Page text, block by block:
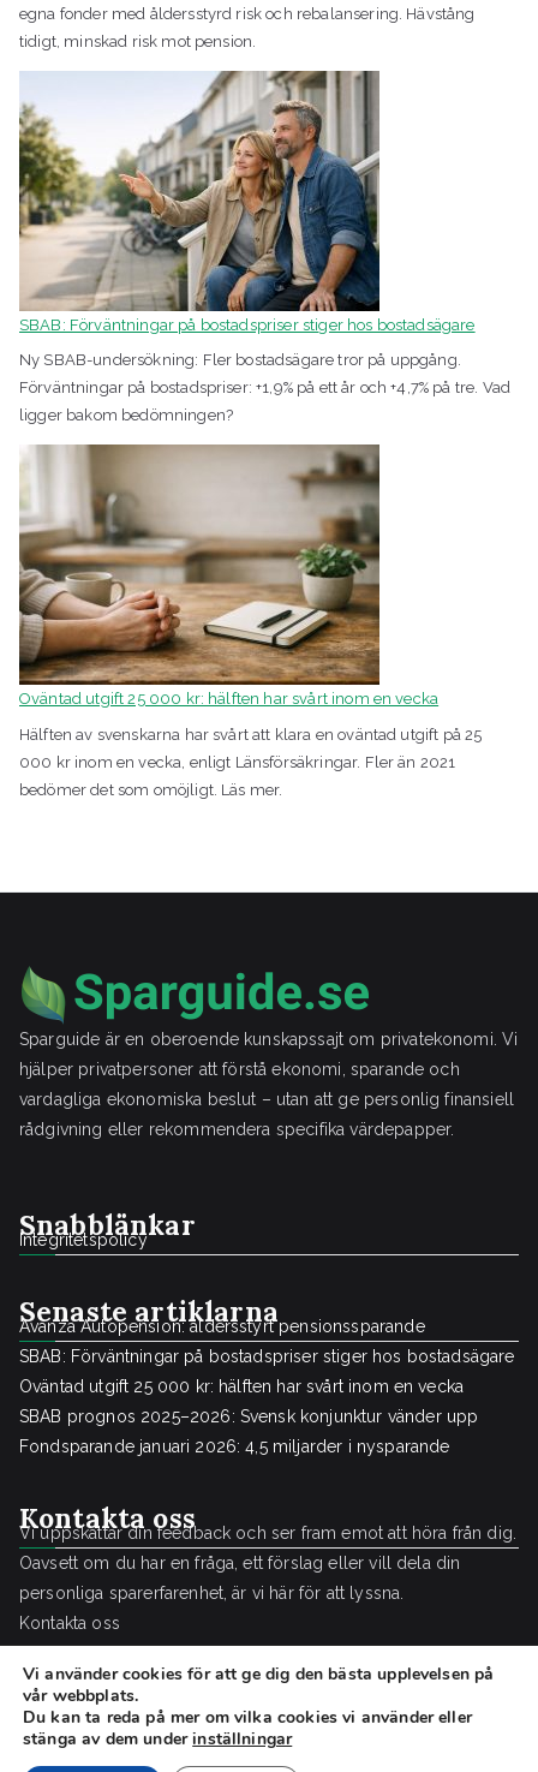
egna fonder med åldersstyrd risk och rebalansering. Hävstång
tidigt, minskad risk mot pension.
SBAB: Förväntningar på bostadspriser stiger hos bostadsägare
Ny SBAB-undersökning: Fler bostadsägare tror på uppgång.
Förväntningar på bostadspriser: +1,9% på ett år och +4,7% på tre. Vad
ligger bakom bedömningen?
Oväntad utgift 25 000 kr: hälften har svårt inom en vecka
Hälften av svenskarna har svårt att klara en oväntad utgift på 25
000 kr inom en vecka, enligt Länsförsäkringar. Fler än 2021
bedömer det som omöjligt. Läs mer.
Sparguide är en oberoende kunskapssajt om privatekonomi. Vi
hjälper privatpersoner att förstå ekonomi, sparande och
vardagliga ekonomiska beslut – utan att ge personlig finansiell
rådgivning eller rekommendera specifika värdepapper.
Snabblänkar
Integritetspolicy
Senaste artiklarna
Avanza Autopension: åldersstyrt pensionssparande
SBAB: Förväntningar på bostadspriser stiger hos bostadsägare
Oväntad utgift 25 000 kr: hälften har svårt inom en vecka
SBAB prognos 2025–2026: Svensk konjunktur vänder upp
Fondsparande januari 2026: 4,5 miljarder i nysparande
Kontakta oss
Vi uppskattar din feedback och ser fram emot att höra från dig.
Oavsett om du har en fråga, ett förslag eller vill dela din
personliga sparerfarenhet, är vi här för att lyssna.
Kontakta oss
Vi använder cookies för att ge dig den bästa upplevelsen på
vår webbplats.
Du kan ta reda på mer om vilka cookies vi använder eller
stänga av dem underinställningar